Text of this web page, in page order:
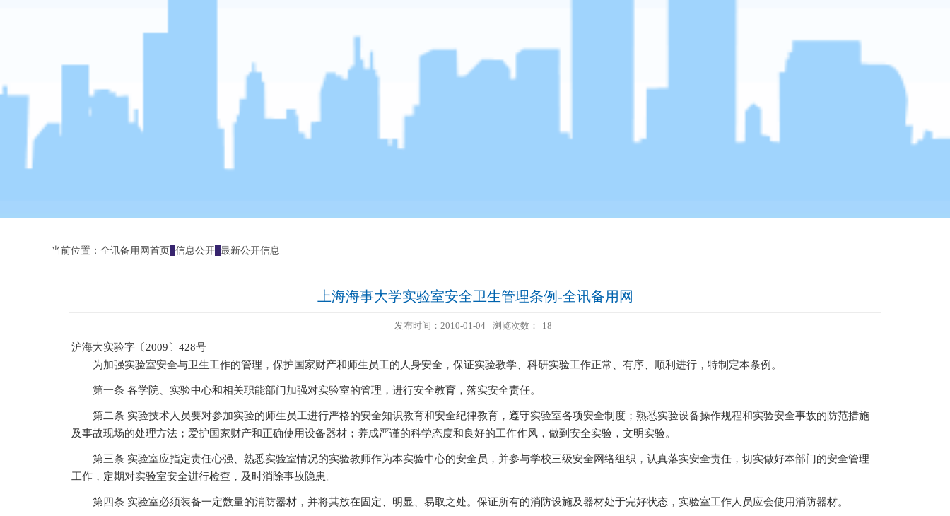
当前位置： 全讯备用网首页 信息公开 最新公开信息
上海海事大学实验室安全卫生管理条例-全讯备用网
发布时间：2010-01-04 浏览次数： 18
沪海大实验字〔2009〕428号
为加强实验室安全与卫生工作的管理，保护国家财产和师生员工的人身安全，保证实验教学、科研实验工作正常、有序、顺利进行，特制定本条例。
第一条 各学院、实验中心和相关职能部门加强对实验室的管理，进行安全教育，落实安全责任。
第二条 实验技术人员要对参加实验的师生员工进行严格的安全知识教育和安全纪律教育，遵守实验室各项安全制度；熟悉实验设备操作规程和实验安全事故的防范措施
及事故现场的处理方法；爱护国家财产和正确使用设备器材；养成严谨的科学态度和良好的工作作风，做到安全实验，文明实验。
第三条 实验室应指定责任心强、熟悉实验室情况的实验教师作为本实验中心的安全员，并参与学校三级安全网络组织，认真落实安全责任，切实做好本部门的安全管理
工作，定期对实验室安全进行检查，及时消除事故隐患。
第四条 实验室必须装备一定数量的消防器材，并将其放在固定、明显、易取之处。保证所有的消防设施及器材处于完好状态，实验室工作人员应会使用消防器材。